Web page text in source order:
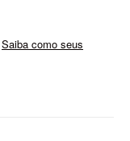
Saiba como seus